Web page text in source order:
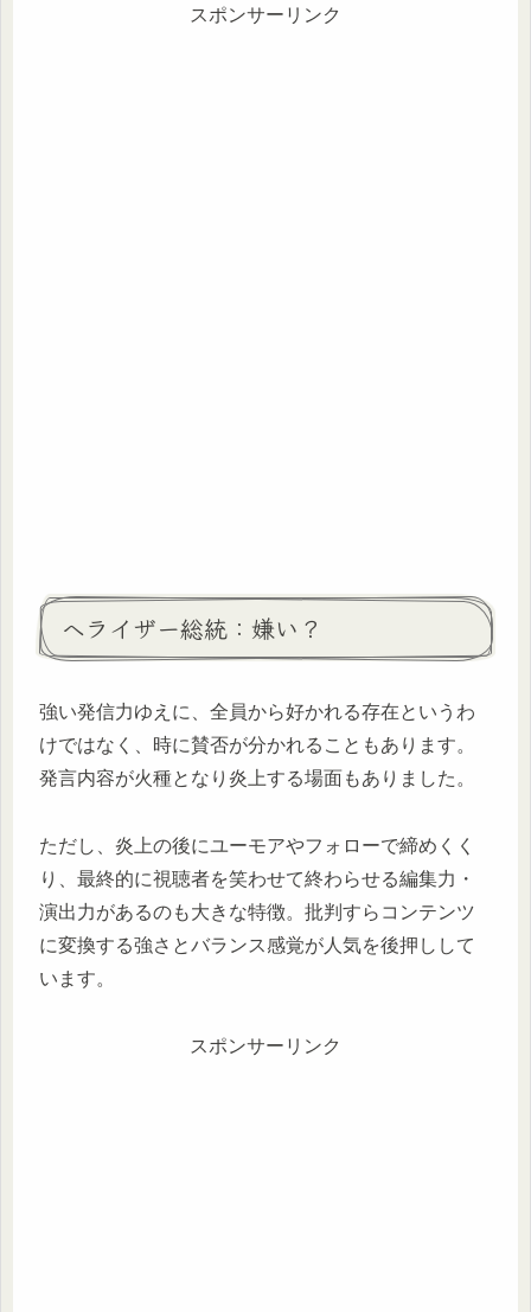
スポンサーリンク
ヘライザー総統：嫌い？
強い発信力ゆえに、全員から好かれる存在というわ
けではなく、時に賛否が分かれることもあります。
発言内容が火種となり炎上する場面もありました。
ただし、炎上の後にユーモアやフォローで締めくく
り、最終的に視聴者を笑わせて終わらせる編集力・
演出力があるのも大きな特徴。批判すらコンテンツ
に変換する強さとバランス感覚が人気を後押しして
います。
スポンサーリンク